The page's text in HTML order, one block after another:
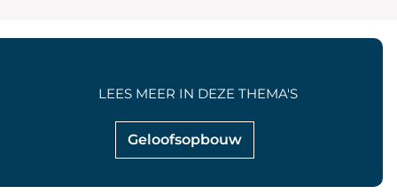
Geloofsopbouw
LEES MEER IN DEZE THEMA'S